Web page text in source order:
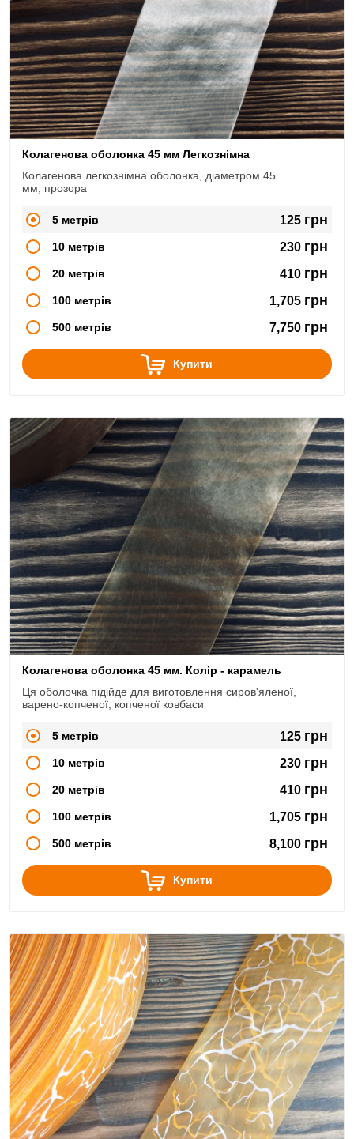
Колагенова оболонка 45 мм Легкознімна
Колагенова легкознімна оболонка, діаметром 45
5 метрів 125 грн
10 метрів 230 грн
20 метрів 410 грн
100 метрів 1,705 грн
500 метрів 7,750 грн
Купити
Колагенова оболонка 45 мм. Колір - карамель
Ця оболочка підійде для виготовлення сиров'яленої,
варено-копченої, копченої ковбаси
5 метрів 125 грн
10 метрів 230 грн
20 метрів 410 грн
100 метрів 1,705 грн
500 метрів 8,100 грн
Купити